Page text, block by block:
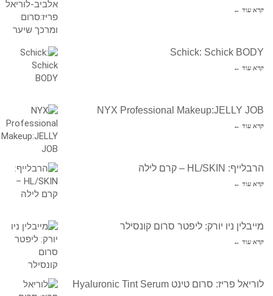
קרא עוד ←
Schick: Schick BODY
קרא עוד ←
NYX Professional Makeup:JELLY JOB
קרא עוד ←
הרבלייף: HL/SKIN – קרם לילה
קרא עוד ←
מייבלין ניו יורק: ליפטר סרום קונסילר
קרא עוד ←
לוריאל פריז: סרום טינט Hyaluronic Tint Serum